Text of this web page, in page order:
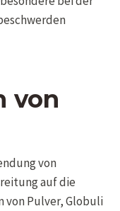
von
von
auf die
von Pulver, Globuli